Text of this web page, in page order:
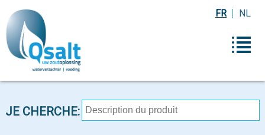
NL
FR
JE CHERCHE: